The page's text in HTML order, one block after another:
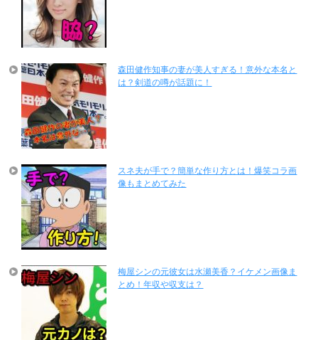
森田健作知事の妻が美人すぎる！意外な本名と
は？剣道の噂が話題に！
スネ夫が手で？簡単な作り方とは！爆笑コラ画
像もまとめてみた
梅屋シンの元彼女は水瀬美香？イケメン画像ま
とめ！年収や収支は？